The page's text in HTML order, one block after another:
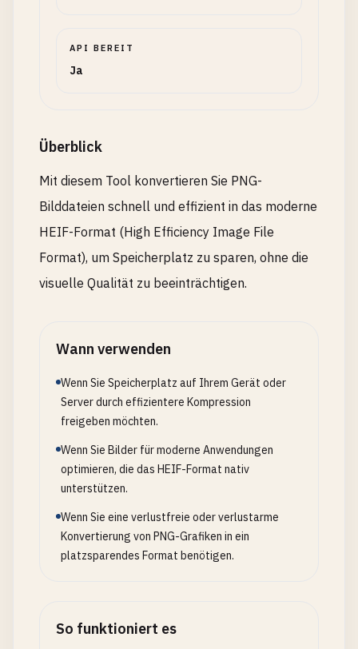
API BEREIT
Ja
Überblick
Mit diesem Tool konvertieren Sie PNG-
Bilddateien schnell und effizient in das moderne
HEIF-Format (High Efficiency Image File
Format), um Speicherplatz zu sparen, ohne die
visuelle Qualität zu beeinträchtigen.
Wann verwenden
Wenn Sie Speicherplatz auf Ihrem Gerät oder
Server durch effizientere Kompression
freigeben möchten.
Wenn Sie Bilder für moderne Anwendungen
optimieren, die das HEIF-Format nativ
unterstützen.
Wenn Sie eine verlustfreie oder verlustarme
Konvertierung von PNG-Grafiken in ein
platzsparendes Format benötigen.
So funktioniert es